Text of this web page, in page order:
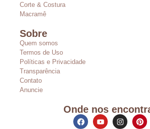
Corte & Costura
Macramê
Sobre
Quem somos
Termos de Uso
Políticas e Privacidade
Transparência
Contato
Anuncie
Onde nos